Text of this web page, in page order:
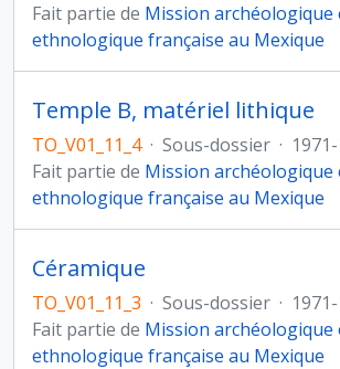
Fait partie de Mission archéologique
ethnologique française au Mexique
Temple B, matériel lithique
TO_V01_11_4 · Sous-dossier ·
Fait partie de Mission archéologique
ethnologique française au Mexique
Céramique
TO_V01_11_3 · Sous-dossier ·
Fait partie de Mission archéologique
ethnologique française au Mexique